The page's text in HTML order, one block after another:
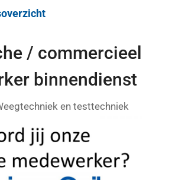
/ commercieel
binnendienst
en testtechniek